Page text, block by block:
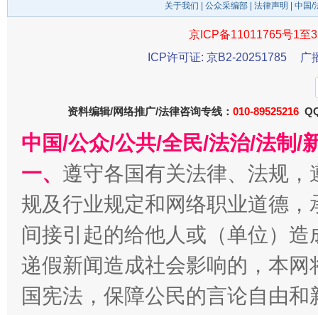
东山县通报“牛蛙产品抗生素超标问题” 法
关于我们 公众采编部 法律声明 | 中国
京ICP备11011765号1至
ICP许可证: 京B2-20251785
广
资料编辑/网络推广/法律咨询专线： 010-89525216
中国/公众/公共/全民/法治/法制/
一、 遵守各国有关法律、法规
规及行业规定和网络职业道德
间接引起的给他人或（单位）
递假新闻造成社会影响的，本
国宪法，保障公民的言论自由